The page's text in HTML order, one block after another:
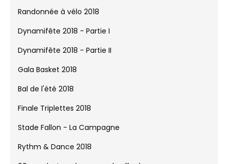
Victoires du Sport 2018
Armistice 2018
Minicross 2018
Randonnée à vélo 2018
Dynamifête 2018 - Partie I
Dynamifête 2018 - Partie II
Gala Basket 2018
Bal de l'été 2018